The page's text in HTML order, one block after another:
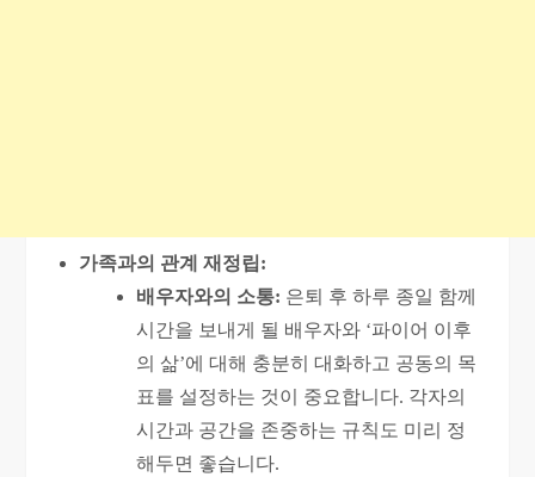
가족과의 관계 재정립:
배우자와의 소통: 은퇴 후 하루 종일 함께
시간을 보내게 될 배우자와 ‘파이어 이후
의 삶’에 대해 충분히 대화하고 공동의 목
표를 설정하는 것이 중요합니다. 각자의
시간과 공간을 존중하는 규칙도 미리 정
해두면 좋습니다.